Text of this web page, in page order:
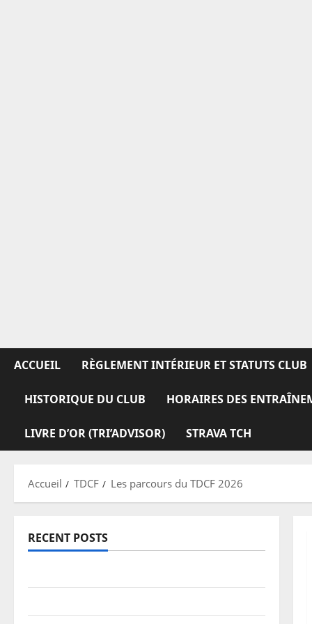
ACCUEIL RÈGLEMENT INTÉRIEUR ET STATUTS CLUB
HISTORIQUE DU CLUB HORAIRES DES
LIVRE D’OR (TRI’ADVISOR) STRAVA TCH
Accueil TDCF Les parcours du TDCF 2026
RECENT POSTS